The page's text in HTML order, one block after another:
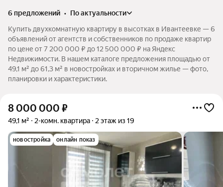
6 предложений •
по актуальности
Купить двухкомнатную квартиру в высотках в Ивантеевке — 6
объявлений от агентств и собственников по продаже квартир
по цене от 7 200 000 ₽ до 12 500 000 ₽ на Яндекс
Недвижимости. В нашем каталоге предложения площадью от
49,1 м² до 61,3 м² в новостройках и вторичном жилье — фото,
планировки и характеристики.
8 000 000 ₽
49,1 м² 2-комн. квартира 2 этаж из 19
новостройка онлайн показ